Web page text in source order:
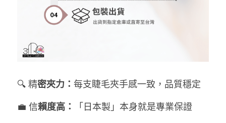
🔍 精密夾力： 每支睫毛夾手感一致，品質穩定
💼 信賴度高：
「日本製」本身就是專業保證